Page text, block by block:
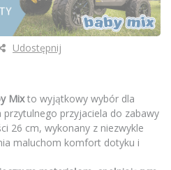
Udostępnij
Mixto wyjątkowy wybór dla
przyjaciela do zabawy
26 cm, wykonany z niezwykle
maluchom komfort dotyku i